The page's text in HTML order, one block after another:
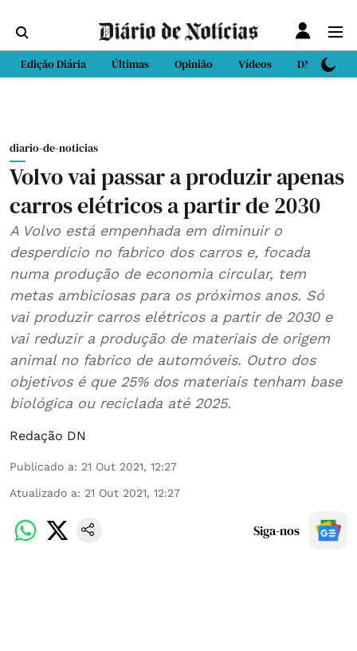
Edição Diária Últimas Opinião Vídeos DN Sport
diario-de-noticias
Volvo vai passar a produzir apenas
carros elétricos a partir de 2030
A Volvo está empenhada em diminuir o
desperdício no fabrico dos carros e, focada
numa produção de economia circular, tem
metas ambiciosas para os próximos anos. Só
vai produzir carros elétricos a partir de 2030 e
vai reduzir a produção de materiais de origem
animal no fabrico de automóveis. Outro dos
objetivos é que 25% dos materiais tenham base
biológica ou reciclada até 2025.
Redação DN
Publicado a: 21 Out 2021, 12:27
Atualizado a: 21 Out 2021, 12:27
Siga-nos